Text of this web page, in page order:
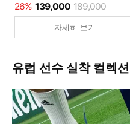
26% 139,000 189,000
자세히 보기
유럽 선수 실착 컬렉션